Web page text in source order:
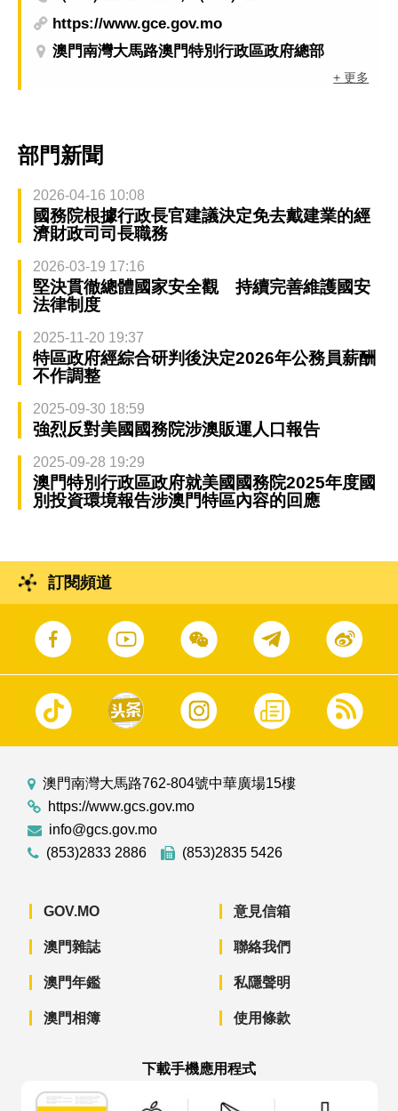
https://www.gce.gov.mo
澳門南灣大馬路澳門特別行政區政府總部
+ 更多
部門新聞
2026-04-16 10:08
國務院根據行政長官建議決定免去戴建業的經
濟財政司司長職務
2026-03-19 17:16
堅決貫徹總體國家安全觀 持續完善維護國安
法律制度
2025-11-20 19:37
特區政府經綜合研判後決定2026年公務員薪酬
不作調整
2025-09-30 18:59
強烈反對美國國務院涉澳販運人口報告
2025-09-28 19:29
澳門特別行政區政府就美國國務院2025年度國
別投資環境報告涉澳門特區內容的回應
訂閱頻道
澳門南灣大馬路762-804號中華廣場15樓
https://www.gcs.gov.mo
info@gcs.gov.mo
(853)2833 2886
(853)2835 5426
GOV.MO
澳門雜誌
澳門年鑑
澳門相簿
意見信箱
聯絡我們
私隱聲明
使用條款
下載手機應用程式